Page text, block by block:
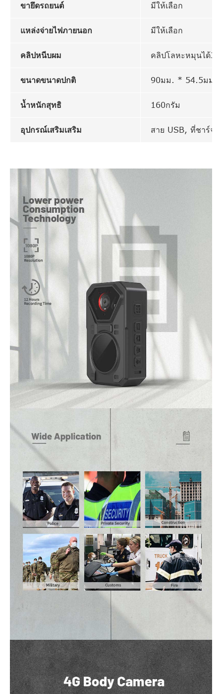
ขายึดรถยนต์ มีให้เลือก
แหล่งจ่ายไฟภายนอก มีให้เลือก
คลิปหนีบผม คลิปโลหะหมุนได้
ขนาดขนาดปกติ 90มม. * 54.5มม.
น้ำหนักสุทธิ 160กรัม
อุปกรณ์เสริมเสริม สาย USB, ที่ชาร์จ,